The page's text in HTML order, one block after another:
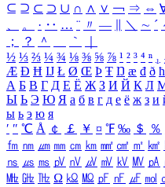
⊆ ⊇ ⊂ ⊃ ∪ ∩ ∧ ∨ ￢ ⇒ ⇔
、
。 · ‥ … ¨ 〃 ― ＼ ∼ ´
；
？ ＾ ｀
½ ⅓ ⅔ ¼ ¾ ⅛ ⅜ ⅝ ⅞ ¹ ² ³ ⁴ ⁿ ₁
Æ Ð Ħ Ĳ Ł Ø Œ Þ Ŧ Ŋ æ đ ð ħ
А Б В Г Д Е Ё Ж З И Й К Л
Ы Ь Э Ю Я а б в г д е ё ж з и
ы ь э ю я
′ ″ ℃ Å ￠ ￡ ￥ ¤ ℉ ‰ ＄ ％
㎙ ㎚ ㎛ ㎜ ㎝ ㎞ ㎟ ㎠ ㎡ ㎢
㎱ ㎲ ㎳ ㎴ ㎵ ㎶ ㎷ ㎸ ㎹ ㎀
㎒ ㎓ ㎔ Ω ㏀ ㏁ ㎊ ㎋ ㎌ ㏖